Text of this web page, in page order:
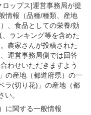
ップス]運営事務局が提
情報（品種/種類、産地
、食品としての栄養/効
ランキング等を含めた
農家さんが投稿された
運営事務局側では回答
わせいただきますよう
の産地（都道府県）の一
ラ(切り花)」の産地（都
。
に関する一般情報